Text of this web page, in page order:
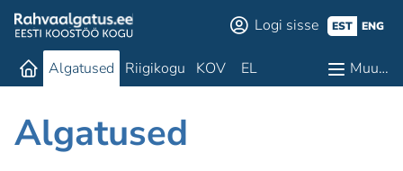
Logi sisse EST ENG
Algatused Riigikogu KOV EL Muu…
Algatused